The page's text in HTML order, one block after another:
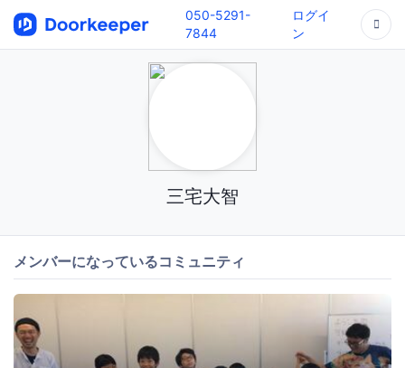
050-5291-
7844
ログイ
ン
三宅大智
メンバーになっているコミュニティ